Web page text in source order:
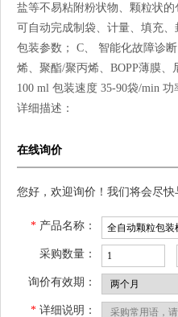
盐等不易粘附粉状物、颗粒状
可自动完成制袋、计量、填充
包装参数； C、 智能化故障诊
烯、聚酯/聚丙烯、BOPP薄膜
100 ml 包装速度 35-90袋/min
详细描述：
在线询价
您好，欢迎询价！我们将会尽快
* 产品名称：
采购数量：
询价有效期：
* 详细说明：